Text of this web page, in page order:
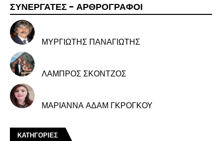
ΣΥΝΕΡΓΑΤΕΣ - ΑΡΘΡΟΓΡΑΦΟΙ
ΜΥΡΓΙΩΤΗΣ ΠΑΝΑΓΙΩΤΗΣ
ΛΑΜΠΡΟΣ ΣΚΟΝΤΖΟΣ
ΜΑΡΙΑΝΝΑ ΑΔΑΜ ΓΚΡΟΓΚΟΥ
ΚΑΤΗΓΟΡΙΕΣ